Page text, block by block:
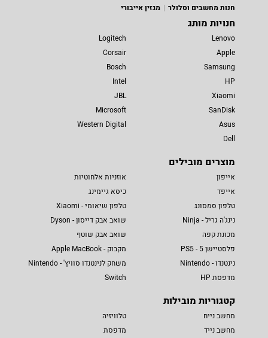
חנות מחשבים וסלולר
מגזין אייבורי
חנויות מותג
Lenovo
Apple
Samsung
HP
Xiaomi
SanDisk
Asus
Dell
Logitech
Corsair
Bosch
Intel
JBL
Microsoft
Western Digital
מוצרים מובילים
אייפון
אייפד
טלפון סמסונג
נינג'ה גריל - Ninja
מכונת קפה
פלסטיישן 5 - PS5
נינטנדו - Nintendo
מדפסת HP
אוזניות אלחוטיות
כיסא גיימינג
טלפון שיאומי - Xiaomi
שואב אבק דייסון - Dyson
שואב אבק שוטף
מקבוק - Apple MacBook
משחק לנינטנדו סוויץ' - Nintendo
Switch
קטגוריות מובילות
מחשב נייח
מחשב נייד
טלוויזיה
מדפסת